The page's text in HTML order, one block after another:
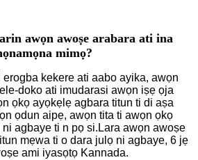
awọn awoṣe arabara ati ina
mimọ?
kekere ati aabo ayika, awọn
doko ati imudarasi awọn iṣẹ ọja
ọkọ ayọkẹlẹ agbara titun ti di aṣa
ọdun aipẹ, awọn tita ti awọn ọkọ
agbaye ti n pọ si.Lara awọn awoṣe
mẹwa ti o dara julọ ni agbaye, 6 jẹ
ami iyasọtọ Kannada.